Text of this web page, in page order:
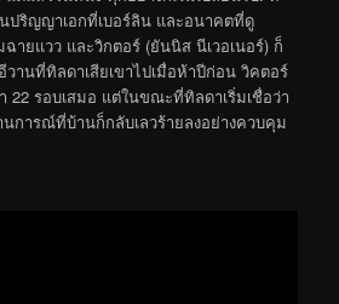
ปริญญาเอกที่เบอร์ลิน และอนาคตที่ดู
ายแวว และวิกตอร์ (ยันนิส นีเวอเนอร์) ก็
านที่ทิลดาเสียเขาไปเมื่อห้าปีก่อน วิคตอร์
22 รอบเสมอ แต่ในขณะที่ทิลดาเริ่มเชื่อว่า
การณ์ที่บ้านก็กลับเลวร้ายลงอย่างควบคุม